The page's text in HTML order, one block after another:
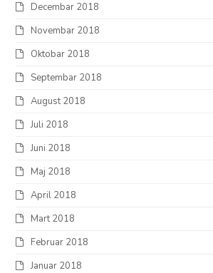
Decembar 2018
Novembar 2018
Oktobar 2018
Septembar 2018
August 2018
Juli 2018
Juni 2018
Maj 2018
April 2018
Mart 2018
Februar 2018
Januar 2018